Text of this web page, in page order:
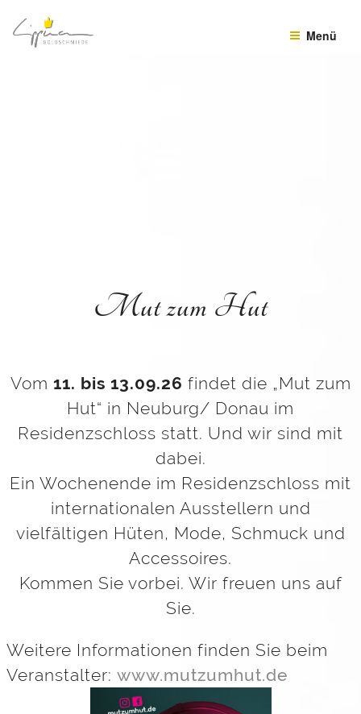
Inhalt
springen
Menü
Mut zum Hut
Vom 11. bis 13.09.26 findet die „Mut zum
Hut“ in Neuburg/ Donau im
Residenzschloss statt. Und wir sind mit
dabei.
Ein Wochenende im Residenzschloss mit
internationalen Ausstellern und
vielfältigen Hüten, Mode, Schmuck und
Accessoires.
Kommen Sie vorbei. Wir freuen uns auf
Sie.
Weitere Informationen finden Sie beim
Veranstalter: www.mutzumhut.de